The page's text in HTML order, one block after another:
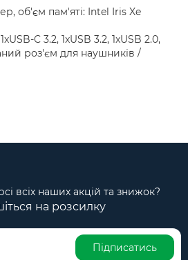
об'єм пам'яті: Intel Iris Xe
C 3.2, 1xUSB 3.2, 1xUSB 2.0,
роз'єм для наушників /
всіх наших акцій та знижок?
на розсилку
Підписатись